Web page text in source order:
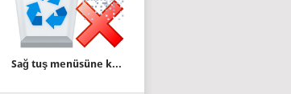
Sağ tuş menüsüne kalıcı sil özelliği ekleyelim